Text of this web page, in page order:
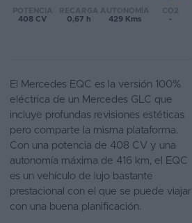
Concesionarios
Blog
Ventas
de
coches
POTENCIA
408 CV
RECARGA
0,67 h
AUTONOMÍA
429 Kms
CO2
-
El Mercedes EQC es la versión 100%
eléctrica de un Mercedes GLC que
incluye profundas revisiones estéticas
pero comparte la misma plataforma.
Con una potencia de 408 CV y una
autonomía máxima de 416 km, el EQC
es un vehículo de lujo bastante
prestacional con el que se puede viajar
con una buena planificación.